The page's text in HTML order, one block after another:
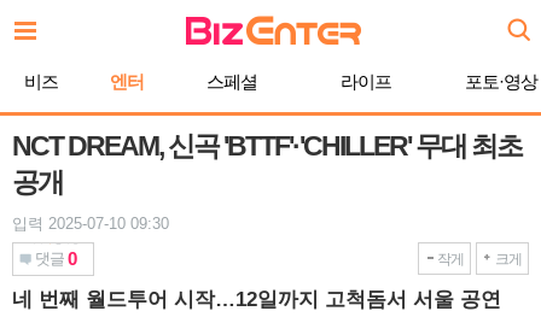
문
비즈 엔터 스페셜 라이프 포토·영상
NCT DREAM, 신곡 'BTTF'·'CHILLER' 무대 최초
공개
입력 2025-07-10 09:30
댓글 0 작게 크게
네 번째 월드투어 시작…12일까지 고척돔서 서울 공연